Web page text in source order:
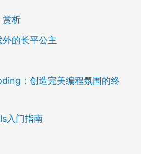
赏析
外的长平公主
：创造完美编程氛围的终
入门指南